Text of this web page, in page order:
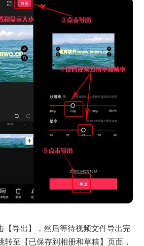
导出】，然后等待视频文件导出完
转至【已保存到相册和草稿】页面，